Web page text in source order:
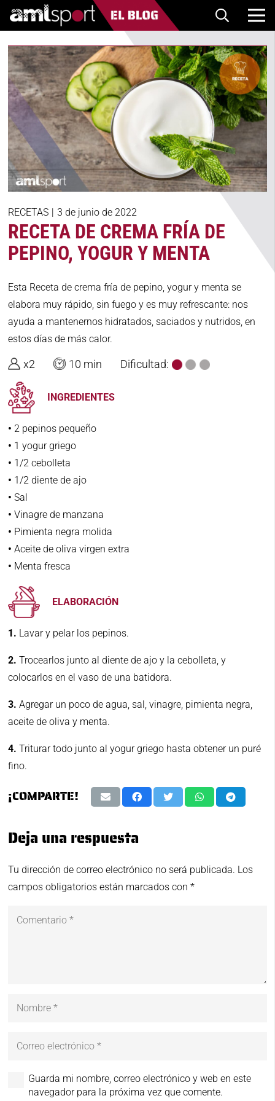
RECETAS | 3 de junio de 2022
RECETA DE CREMA FRÍA DE
PEPINO, YOGUR Y MENTA
Esta Receta de crema fría de pepino, yogur y menta se
elabora muy rápido, sin fuego y es muy refrescante: nos
ayuda a mantenernos hidratados, saciados y nutridos, en
estos días de más calor.
x2 10 min Dificultad:
INGREDIENTES
• 2 pepinos pequeño
• 1 yogur griego
• 1/2 cebolleta
• 1/2 diente de ajo
• Sal
• Vinagre de manzana
• Pimienta negra molida
• Aceite de oliva virgen extra
• Menta fresca
ELABORACIÓN
1. Lavar y pelar los pepinos.
2.Trocearlos junto al diente de ajo y la cebolleta, y
colocarlos en el vaso de una batidora.
3.Agregar un poco de agua, sal, vinagre, pimienta negra,
aceite de oliva y menta.
4.Triturar todo junto al yogur griego hasta obtener un puré
fino.
¡COMPARTE!
Deja una respuesta
Tu dirección de correo electrónico no será publicada. Los
campos obligatorios están marcados con*
Guarda mi nombre, correo electrónico y web en este
navegador para la próxima vez que comente.